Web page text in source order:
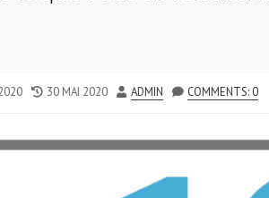
LAST
30 MAI 2020 AUTHOR
ADMIN COMMENTS: 0